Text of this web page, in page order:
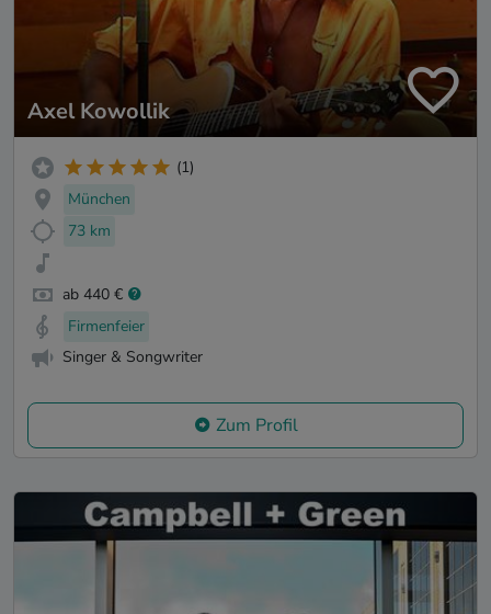
Axel Kowollik
(1)
München
73 km
ab 440 €
Firmenfeier
Singer & Songwriter
Zum Profil